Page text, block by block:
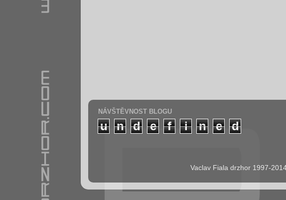
NÁVŠTĚVNOST BLOGU
u n d e f i n e d
Vaclav Fiala drzhor 1997-